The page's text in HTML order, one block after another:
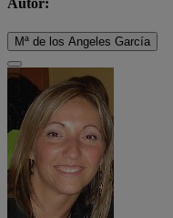
Autor:
Mª de los Angeles García